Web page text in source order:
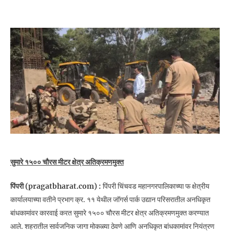
सुमारे १५०० चौरस मीटर क्षेत्र अतिक्रमणमुक्त
पिंपरी (pragatbharat.com) : पिंपरी चिंचवड महानगरपालिकाच्या फ क्षेत्रीय
कार्यालयाच्या वतीने प्रभाग क्र. ११ येथील जॉगर्स पार्क उद्यान परिसरातील अनधिकृत
बांधकामांवर कारवाई करत सुमारे १५०० चौरस मीटर क्षेत्र अतिक्रमणमुक्त करण्यात
आले. शहरातील सार्वजनिक जागा मोकळ्या ठेवणे आणि अनधिकृत बांधकामांवर नियंत्रण